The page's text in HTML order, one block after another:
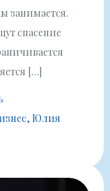
занимается.
спасение
[…]
Юлия